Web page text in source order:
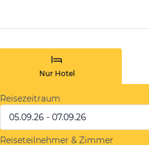
Nur Hotel
Reisezeitraum
05.09.26 - 07.09.26
Reiseteilnehmer & Zimmer